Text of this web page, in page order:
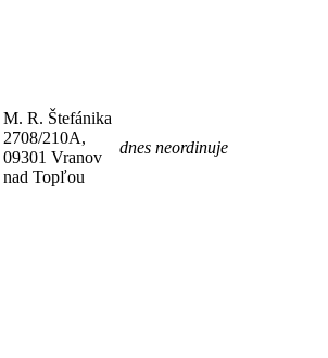
M. R. Štefánika
2708/210A,
09301 Vranov
nad Topľou
dnes neordinuje